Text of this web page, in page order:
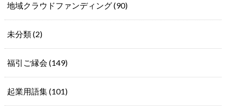
地域クラウドファンディング(90)
未分類(2)
福引ご縁会 (149)
起業用語集(101)